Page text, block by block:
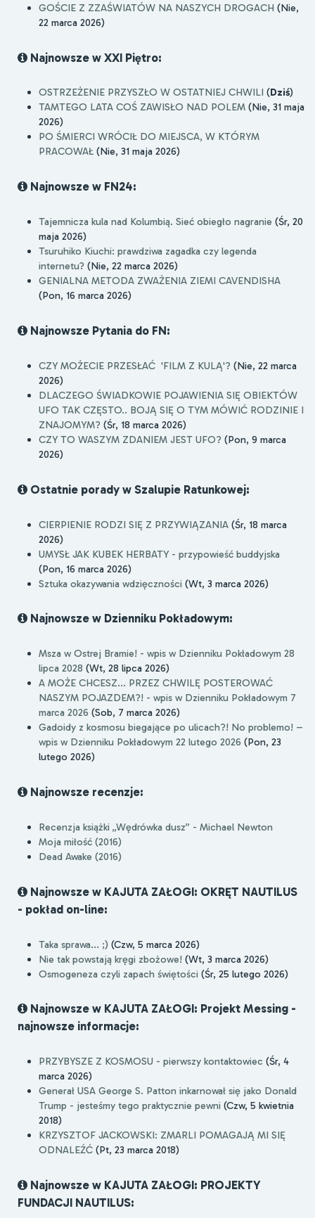
GOŚCIE Z ZZAŚWIATÓW NA NASZYCH DROGACH (Nie,
22 marca 2026)
Najnowsze w XXI Piętro:
OSTRZEŻENIE PRZYSZŁO W OSTATNIEJ CHWILI (Dziś)
TAMTEGO LATA COŚ ZAWISŁO NAD POLEM (Nie, 31 maja
2026)
PO ŚMIERCI WRÓCIŁ DO MIEJSCA, W KTÓRYM
PRACOWAŁ (Nie, 31 maja 2026)
Najnowsze w FN24:
Tajemnicza kula nad Kolumbią. Sieć obiegło nagranie (Śr, 20
maja 2026)
Tsuruhiko Kiuchi: prawdziwa zagadka czy legenda
internetu? (Nie, 22 marca 2026)
GENIALNA METODA ZWAŻENIA ZIEMI CAVENDISHA
(Pon, 16 marca 2026)
Najnowsze Pytania do FN:
CZY MOŻECIE PRZESŁAĆ 'FILM Z KULĄ'? (Nie, 22 marca
2026)
DLACZEGO ŚWIADKOWIE POJAWIENIA SIĘ OBIEKTÓW
UFO TAK CZĘSTO.. BOJĄ SIĘ O TYM MÓWIĆ RODZINIE I
ZNAJOMYM? (Śr, 18 marca 2026)
CZY TO WASZYM ZDANIEM JEST UFO? (Pon, 9 marca
2026)
Ostatnie porady w Szalupie Ratunkowej:
CIERPIENIE RODZI SIĘ Z PRZYWIĄZANIA (Śr, 18 marca
2026)
UMYSŁ JAK KUBEK HERBATY - przypowieść buddyjska
(Pon, 16 marca 2026)
Sztuka okazywania wdzięczności (Wt, 3 marca 2026)
Najnowsze w Dzienniku Pokładowym:
Msza w Ostrej Bramie! - wpis w Dzienniku Pokładowym 28
lipca 2028 (Wt, 28 lipca 2026)
A MOŻE CHCESZ... PRZEZ CHWILĘ POSTEROWAĆ
NASZYM POJAZDEM?! - wpis w Dzienniku Pokładowym 7
marca 2026 (Sob, 7 marca 2026)
Gadoidy z kosmosu biegające po ulicach?! No problemo! –
wpis w Dzienniku Pokładowym 22 lutego 2026 (Pon, 23
lutego 2026)
Najnowsze recenzje:
Recenzja książki „Wędrówka dusz” - Michael Newton
Moja miłość (2016)
Dead Awake (2016)
Najnowsze w KAJUTA ZAŁOGI: OKRĘT NAUTILUS
- pokład on-line:
Taka sprawa... ;) (Czw, 5 marca 2026)
Nie tak powstają kręgi zbożowe! (Wt, 3 marca 2026)
Osmogeneza czyli zapach świętości (Śr, 25 lutego 2026)
Najnowsze w KAJUTA ZAŁOGI: Projekt Messing -
najnowsze informacje:
PRZYBYSZE Z KOSMOSU - pierwszy kontaktowiec (Śr, 4
marca 2026)
Generał USA George S. Patton inkarnował się jako Donald
Trump - jesteśmy tego praktycznie pewni (Czw, 5 kwietnia
2018)
KRZYSZTOF JACKOWSKI: ZMARLI POMAGAJĄ MI SIĘ
ODNALEŹĆ (Pt, 23 marca 2018)
Najnowsze w KAJUTA ZAŁOGI: PROJEKTY
FUNDACJI NAUTILUS: